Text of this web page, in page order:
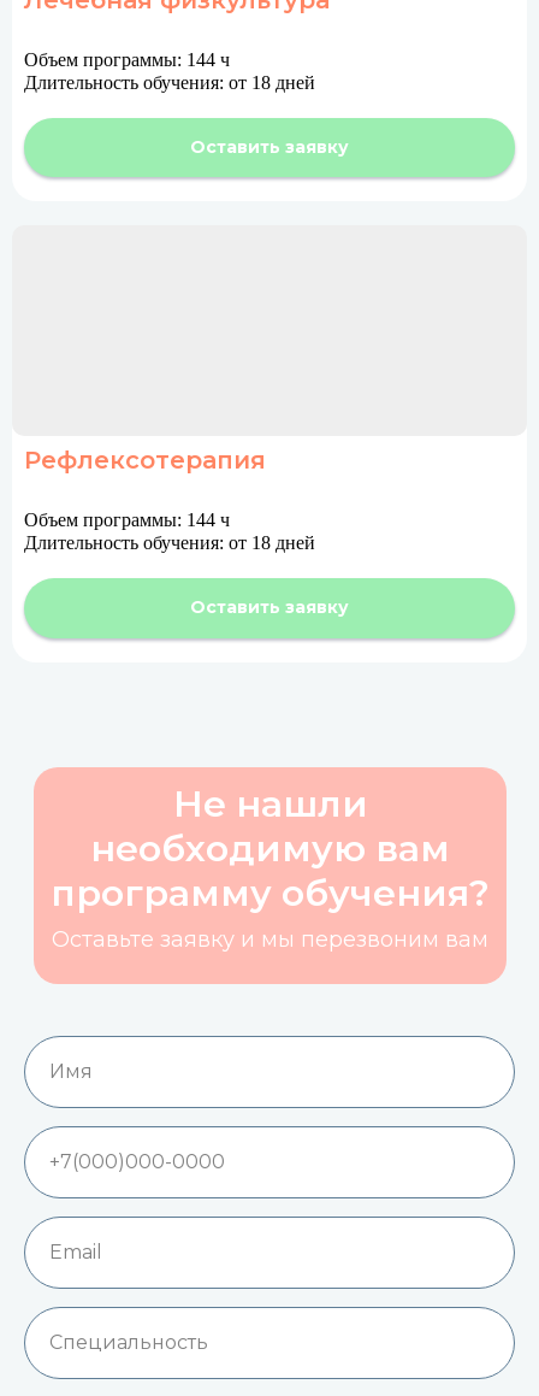
Объем программы: 144 ч
Длительность обучения: от 18 дней
Оставить заявку
Рефлексотерапия
Объем программы: 144 ч
Длительность обучения: от 18 дней
Оставить заявку
Не нашли
необходимую вам
программу обучения?
Оставьте заявку и мы перезвоним вам